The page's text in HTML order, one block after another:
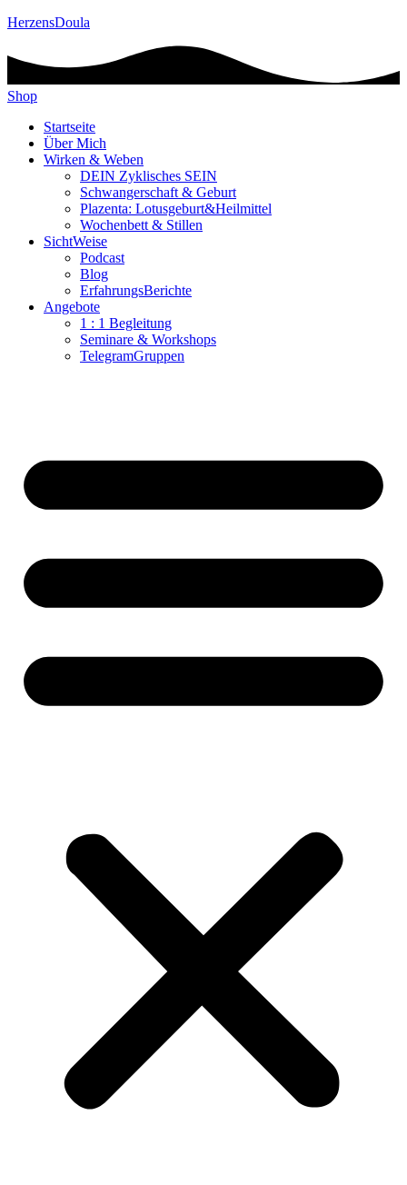
HerzensDoula
Shop
Startseite
Über Mich
Wirken & Weben
DEIN Zyklisches SEIN
Schwangerschaft & Geburt
Plazenta: Lotusgeburt&Heilmittel
Wochenbett & Stillen
SichtWeise
Podcast
Blog
ErfahrungsBerichte
Angebote
1 : 1 Begleitung
Seminare & Workshops
TelegramGruppen